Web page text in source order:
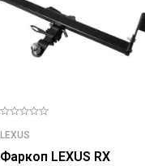
LEXUS
Фаркоп LEXUS RX